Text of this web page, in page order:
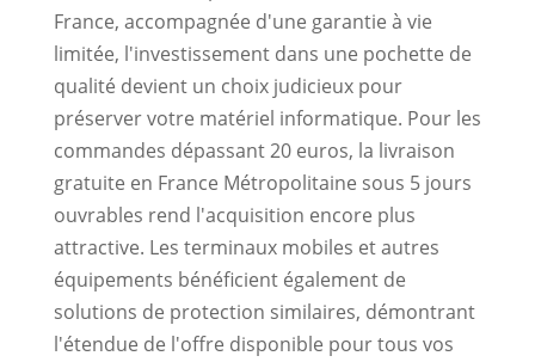
France, accompagnée d'une garantie à vie
limitée, l'investissement dans une pochette de
qualité devient un choix judicieux pour
préserver votre matériel informatique. Pour les
commandes dépassant 20 euros, la livraison
gratuite en France Métropolitaine sous 5 jours
ouvrables rend l'acquisition encore plus
attractive. Les terminaux mobiles et autres
équipements bénéficient également de
solutions de protection similaires, démontrant
l'étendue de l'offre disponible pour tous vos